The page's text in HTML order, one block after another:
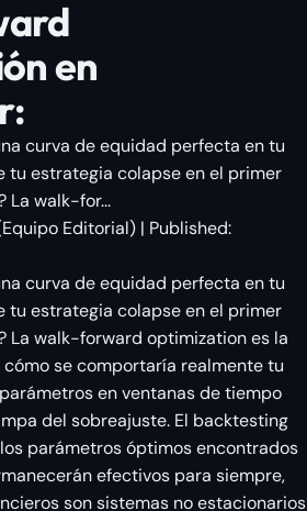
en
curva de equidad perfecta en tu
tu estrategia colapse en el primer
La walk-for...
Equipo Editorial) | Published:
curva de equidad perfecta en tu
tu estrategia colapse en el primer
La walk-forward optimization es la
se comportaría realmente tu
en ventanas de tiempo
del sobreajuste. El backtesting
parámetros óptimos encontrados
efectivos para siempre,
son sistemas no estacionarios